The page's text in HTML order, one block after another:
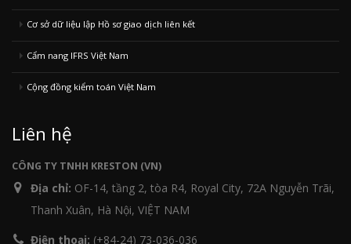
Cơ sở dữ liệu lập Hồ sơ giao dịch liên kết
Cẩm nang IFRS Việt Nam
Cộng đồng kiểm toán Việt Nam
Liên hệ
CÔNG TY TNHH KRESTON (VN)
Địa chỉ: OF-14, tầng 2, tòa R4, Royal City, 72A Nguyễn Trãi,
Thanh Xuân, Hà Nội, VIỆT NAM
Điện thoại: (+84-24) 73-036-036